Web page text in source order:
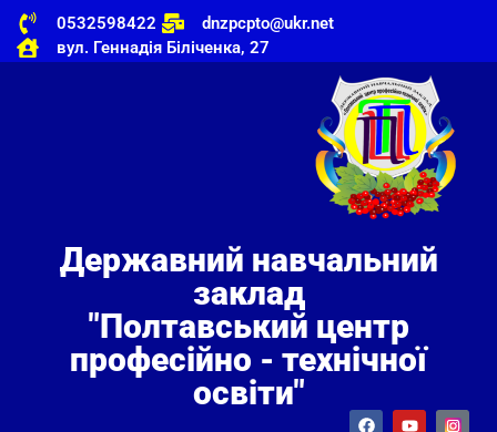
0532598422
dnzpcpto@ukr.net
вул. Геннадія Біліченка, 27
Державний навчальний
заклад
"Полтавський центр
професійно - технічної
освіти"